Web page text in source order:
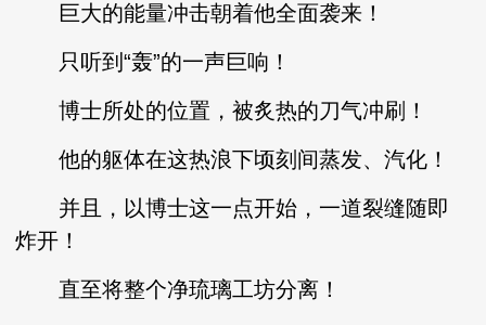
巨大的能量冲击朝着他全面袭来！
只听到“轰”的一声巨响！
博士所处的位置，被炙热的刀气冲刷！
他的躯体在这热浪下顷刻间蒸发、汽化！
并且，以博士这一点开始，一道裂缝随即
炸开！
直至将整个净琉璃工坊分离！